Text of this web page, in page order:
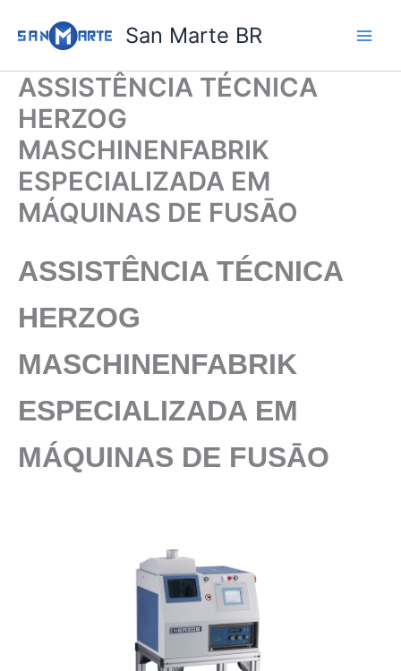
para
conteúdo
San Marte BR
ASSISTÊNCIA TÉCNICA
HERZOG
MASCHINENFABRIK
ESPECIALIZADA EM
MÁQUINAS DE FUSĀO
ASSISTÊNCIA TÉCNICA
HERZOG
MASCHINENFABRIK
ESPECIALIZADA EM
MÁQUINAS DE FUSĀO